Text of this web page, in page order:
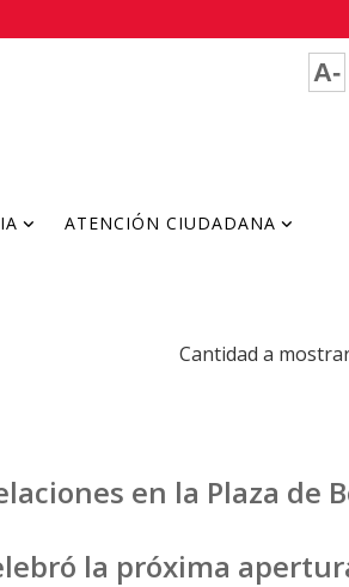
A-
ATENCIÓN CIUDADANA
Cantidad a
en la Plaza de
la próxima